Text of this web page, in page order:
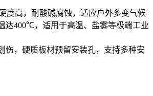
度高，耐酸碱腐蚀，适应户外多变气候
达400℃，适用于高温、盐雾等极端工业
伤，硬质板材预留安装孔，支持多种安